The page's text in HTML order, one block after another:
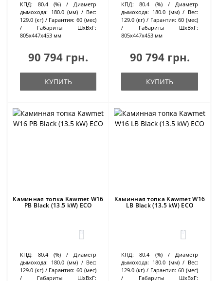
КПД: 80.4 (%)
Диаметр
дымохода: 180.0 (мм)
Вес:
129.0 (кг)
Гарантия: 60 (мес)
Габариты ШхВхГ:
805х447х453 мм
90 794 грн.
КУПИТЬ
КПД: 80.4 (%)
Диаметр
дымохода: 180.0 (мм)
Вес:
129.0 (кг)
Гарантия: 60 (мес)
Габариты ШхВхГ:
805х447х453 мм
90 794 грн.
КУПИТЬ
Каминная топка Kawmet W16
PB Black (13.5 kW) ECO
0
КПД: 80.4 (%)
Диаметр
дымохода: 180.0 (мм)
Вес:
129.0 (кг)
Гарантия: 60 (мес)
Габариты ШхВхГ:
Каминная топка Kawmet W16
LB Black (13.5 kW) ECO
0
КПД: 80.4 (%)
Диаметр
дымохода: 180.0 (мм)
Вес:
129.0 (кг)
Гарантия: 60 (мес)
Габариты ШхВхГ: